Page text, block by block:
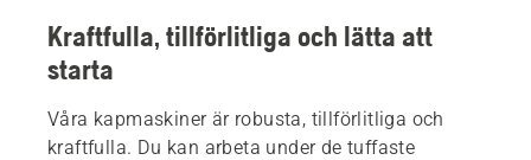
Kraftfulla, tillförlitliga och lätta att
starta
Våra kapmaskiner är robusta, tillförlitliga och
kraftfulla. Du kan arbeta under de tuffaste